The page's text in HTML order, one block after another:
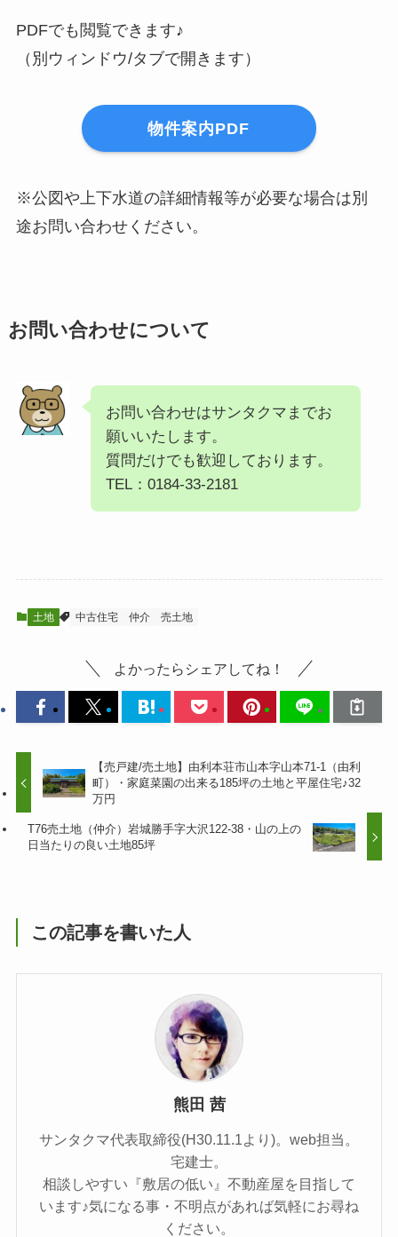
PDFでも閲覧できます♪
（別ウィンドウ/タブで開きます）
物件案内PDF
※公図や上下水道の詳細情報等が必要な場合は別
途お問い合わせください。
お問い合わせについて
お問い合わせはサンタクマまでお
願いいたします。
質問だけでも歓迎しております。
TEL：0184-33-2181
土地 中古住宅 仲介 売土地
よかったらシェアしてね！
【売戸建/売土地】由利本荘市山本字山本71-1（由利
町）・家庭菜園の出来る185坪の土地と平屋住宅♪32
万円
T76売土地（仲介）岩城勝手字大沢122-38・山の上の
日当たりの良い土地85坪
この記事を書いた人
熊田 茜
サンタクマ代表取締役(H30.11.1より)。web担当。
宅建士。
相談しやすい『敷居の低い』不動産屋を目指して
います♪気になる事・不明点があれば気軽にお尋ね
ください。